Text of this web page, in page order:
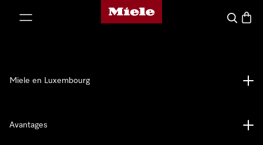
Page d'accueil de Miele
Panier
Miele en Luxembourg
Avantages